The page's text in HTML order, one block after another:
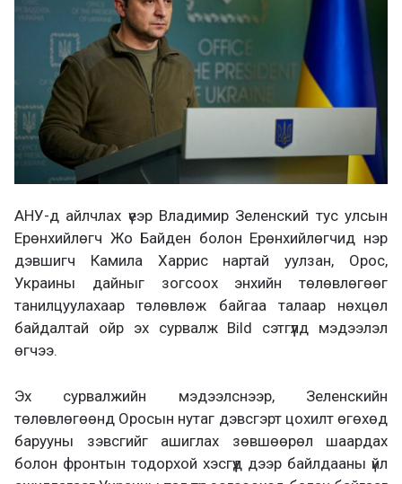
АНУ-д айлчлах үеэр Владимир Зеленский тус улсын
Ерөнхийлөгч Жо Байден болон Ерөнхийлөгчид нэр
дэвшигч Камила Харрис нартай уулзан, Орос,
Украины дайныг зогсоох энхийн төлөвлөгөөг
танилцуулахаар төлөвлөж байгаа талаар нөхцөл
байдалтай ойр эх сурвалж Bild сэтгүүлд мэдээлэл
өгчээ.
Эх сурвалжийн мэдээлснээр, Зеленскийн
төлөвлөгөөнд Оросын нутаг дэвсгэрт цохилт өгөхөд
барууны зэвсгийг ашиглах зөвшөөрөл шаардах
болон фронтын тодорхой хэсгүүд дээр байлдааны үйл